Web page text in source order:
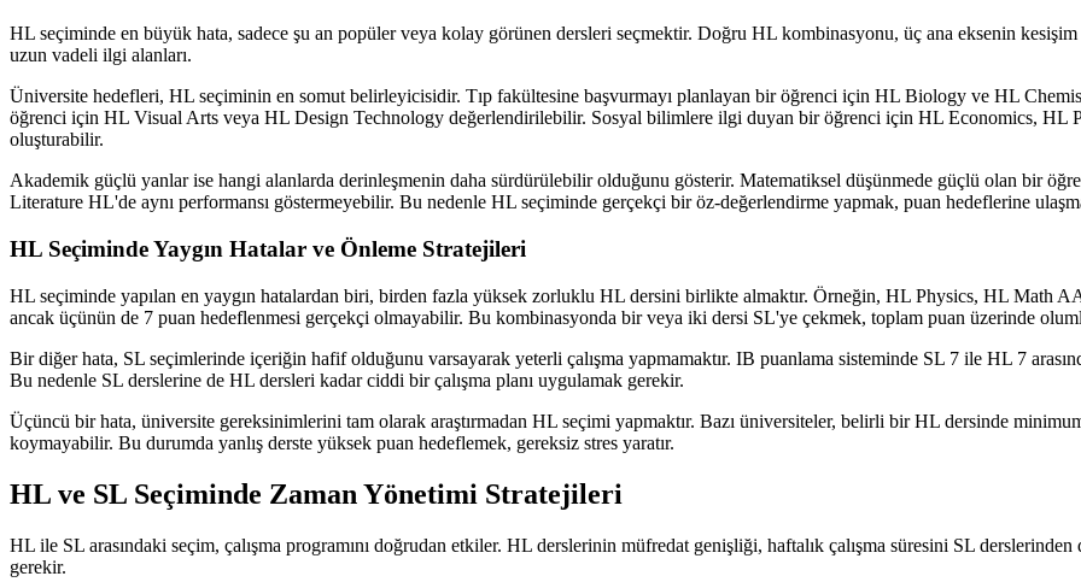
HL seçiminde en büyük hata, sadece şu an popüler veya kolay görünen dersleri seçmektir. Doğru HL kombinasyonu, üç ana eksenin
uzun vadeli ilgi alanları.
Üniversite hedefleri, HL seçiminin en somut belirleyicisidir. Tıp fakültesine başvurmayı planlayan bir öğrenci için HL Biology ve HL
öğrenci için HL Visual Arts veya HL Design Technology değerlendirilebilir. Sosyal bilimlere ilgi duyan bir öğrenci için HL Economics, HL
oluşturabilir.
Akademik güçlü yanlar ise hangi alanlarda derinleşmenin daha sürdürülebilir olduğunu gösterir. Matematiksel düşünmede güçlü olan bir
Literature HL'de aynı performansı göstermeyebilir. Bu nedenle HL seçiminde gerçekçi bir öz-değerlendirme yapmak, puan hedeflerine
HL Seçiminde Yaygın Hatalar ve Önleme Stratejileri
HL seçiminde yapılan en yaygın hatalardan biri, birden fazla yüksek zorluklu HL dersini birlikte almaktır. Örneğin, HL Physics, HL
ancak üçünün de 7 puan hedeflenmesi gerçekçi olmayabilir. Bu kombinasyonda bir veya iki dersi SL'ye çekmek, toplam puan üzerinde
Bir diğer hata, SL seçimlerinde içeriğin hafif olduğunu varsayarak yeterli çalışma yapmamaktır. IB puanlama sisteminde SL 7 ile HL 7
Bu nedenle SL derslerine de HL dersleri kadar ciddi bir çalışma planı uygulamak gerekir.
Üçüncü bir hata, üniversite gereksinimlerini tam olarak araştırmadan HL seçimi yapmaktır. Bazı üniversiteler, belirli bir HL dersinde
koymayabilir. Bu durumda yanlış derste yüksek puan hedeflemek, gereksiz stres yaratır.
HL ve SL Seçiminde Zaman Yönetimi Stratejileri
HL ile SL arasındaki seçim, çalışma programını doğrudan etkiler. HL derslerinin müfredat genişliği, haftalık çalışma süresini SL
gerekir.